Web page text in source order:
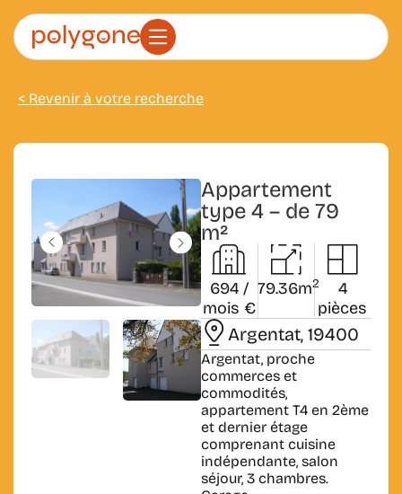
< Revenir à votre recherche
Appartement
type 4 – de 79
m²
694 /
mois €
79.36m2
4
pièces
Argentat, 19400
Argentat, proche
commerces et
commodités,
appartement T4 en 2ème
et dernier étage
comprenant cuisine
indépendante, salon
séjour, 3 chambres.